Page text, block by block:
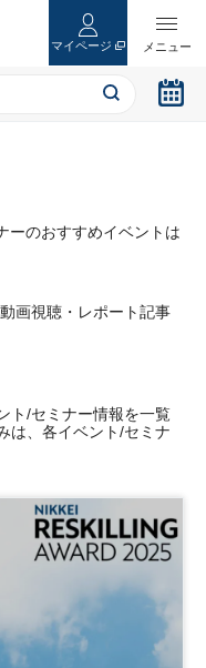
マイページ
ーのおすすめイベントは
画視聴・レポート記事
ト/セミナー情報を一覧
は、各イベント/セミナ